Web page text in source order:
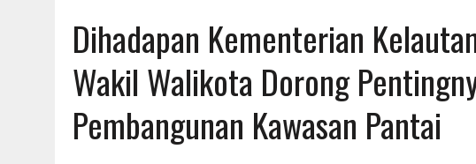
AUGUST 5, 2026
INGATKAN PEMKAB, AKADEMISI: JANGAN JADIKAN PENINGKATAN PAD
Dihadapan Kementerian
Wakil Walikota Dorong
Pembangunan Kawasan Pantai